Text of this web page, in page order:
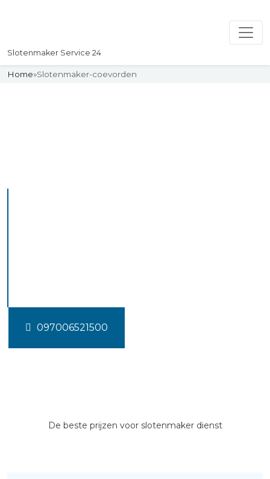
Slotenmaker Service 24
Home»Slotenmaker-coevorden
097006521500
De beste prijzen voor slotenmaker dienst